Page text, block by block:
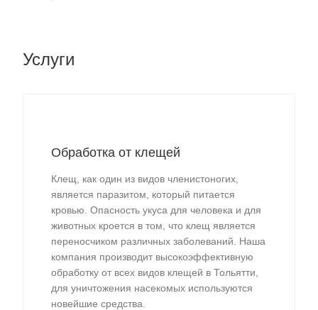
Услуги
Обработка от клещей
Клещ, как один из видов членистоногих,
является паразитом, который питается
кровью. Опасность укуса для человека и для
животных кроется в том, что клещ является
переносчиком различных заболеваний. Наша
компания производит высокоэффективную
обработку от всех видов клещей в Тольятти,
для уничтожения насекомых используются
новейшие средства.